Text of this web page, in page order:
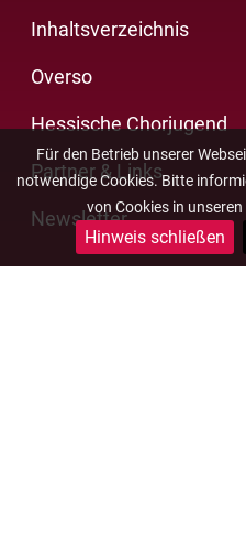
Für den Betrieb unserer
notwendige Cookies. Bitte
von Cookies in
Hinweis schließen
Inhaltsverzeichnis
Overso
Hessische Chorjugend
Partner & Links
Newsletter